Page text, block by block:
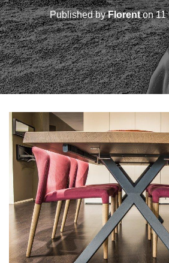
Published byFlorenton11